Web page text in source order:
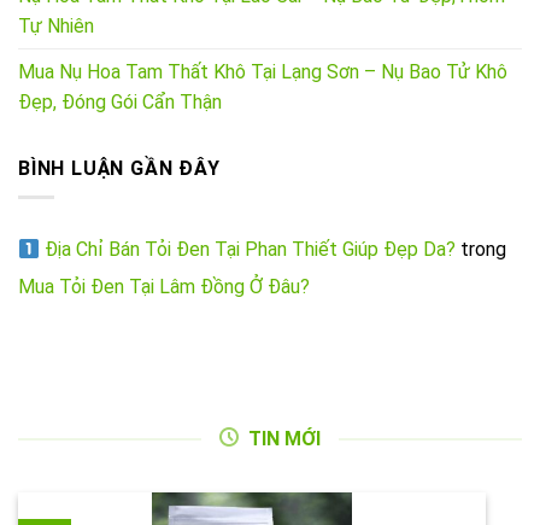
Tự Nhiên
Mua Nụ Hoa Tam Thất Khô Tại Lạng Sơn – Nụ Bao Tử Khô
Đẹp, Đóng Gói Cẩn Thận
BÌNH LUẬN GẦN ĐÂY
Địa Chỉ Bán Tỏi Đen Tại Phan Thiết Giúp Đẹp Da? trong
Mua Tỏi Đen Tại Lâm Đồng Ở Đâu?
TIN MỚI